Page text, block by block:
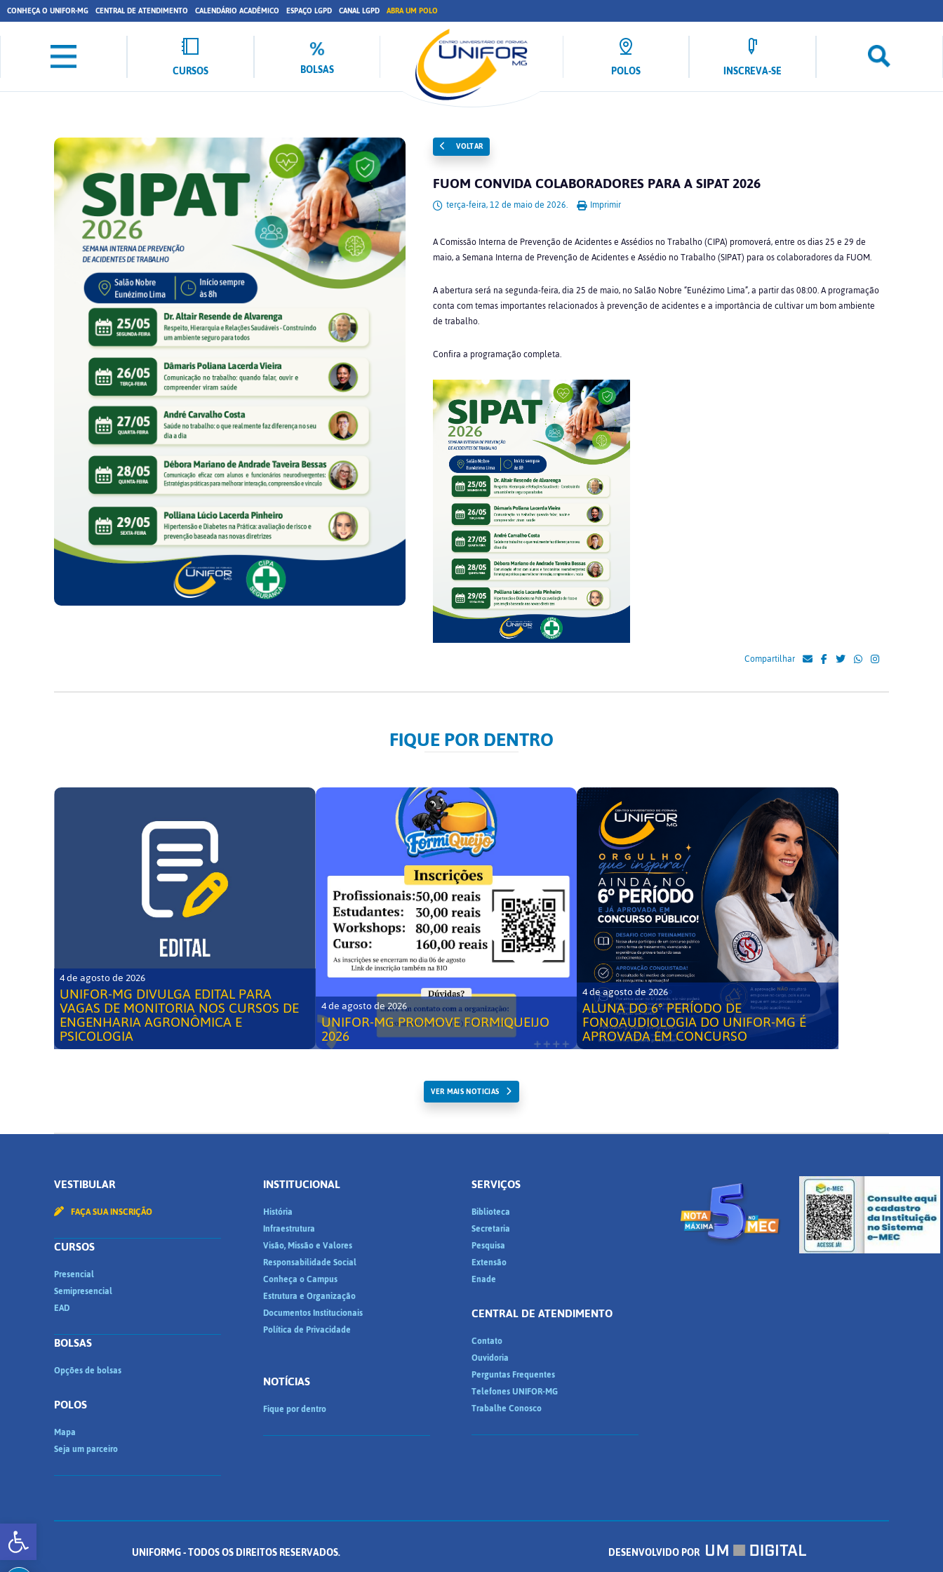
Abrir a barra de ferramentas
CONHEÇA O UNIFOR-MG CENTRAL DE ATENDIMENTO CALENDÁRIO ACADÊMICO ESPAÇO LGPD CANAL LGPD ABRA UM POLO
CURSOS BOLSAS POLOS INSCREVA-SE
VOLTAR
FUOM CONVIDA COLABORADORES PARA A SIPAT 2026
terça-feira, 12 de maio de 2026. Imprimir
A Comissão Interna de Prevenção de Acidentes e Assédios no Trabalho (CIPA) promoverá, entre os dias 25 e 29 de
maio, a Semana Interna de Prevenção de Acidentes e Assédio no Trabalho (SIPAT) para os colaboradores da FUOM.
A abertura será na segunda-feira, dia 25 de maio, no Salão Nobre “Eunézimo Lima”, a partir das 08:00. A programação
conta com temas importantes relacionados à prevenção de acidentes e a importância de cultivar um bom ambiente
de trabalho.
Confira a programação completa.
Compartilhar
FIQUE POR DENTRO
4 de agosto de 2026
UNIFOR-MG DIVULGA EDITAL PARA
VAGAS DE MONITORIA NOS CURSOS DE
ENGENHARIA AGRONÔMICA E
PSICOLOGIA
4 de agosto de 2026
UNIFOR-MG PROMOVE FORMIQUEIJO
2026
4 de agosto de 2026
ALUNA DO 6° PERÍODO DE
FONOAUDIOLOGIA DO UNIFOR-MG É
APROVADA EM CONCURSO
VER MAIS NOTICIAS
VESTIBULAR
FAÇA SUA INSCRIÇÃO
CURSOS
Presencial
Semipresencial
EAD
BOLSAS
Opções de bolsas
POLOS
Mapa
Seja um parceiro
INSTITUCIONAL
História
Infraestrutura
Visão, Missão e Valores
Responsabilidade Social
Conheça o Campus
Estrutura e Organização
Documentos Institucionais
Política de Privacidade
NOTÍCIAS
Fique por dentro
SERVIÇOS
Biblioteca
Secretaria
Pesquisa
Extensão
Enade
CENTRAL DE ATENDIMENTO
Contato
Ouvidoria
Perguntas Frequentes
Telefones UNIFOR-MG
Trabalhe Conosco
UNIFORMG - TODOS OS DIREITOS RESERVADOS.
DESENVOLVIDO POR